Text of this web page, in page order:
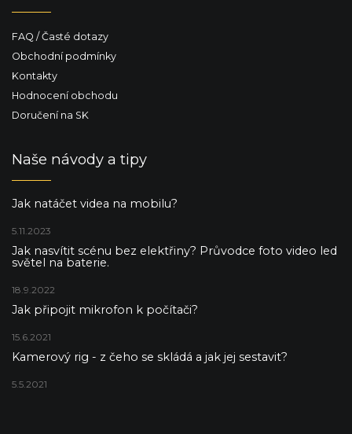
FAQ / Časté dotazy
Obchodní podmínky
Kontakty
Hodnocení obchodu
Doručení na SK
Naše návody a tipy
Jak natáčet videa na mobilu?
5.11.2023
Jak nasvítit scénu bez elektřiny? Průvodce foto video led
světel na baterie.
18.9.2022
Jak připojit mikrofon k počítači?
15.6.2021
Kamerový rig - z čeho se skládá a jak jej sestavit?
5.5.2021